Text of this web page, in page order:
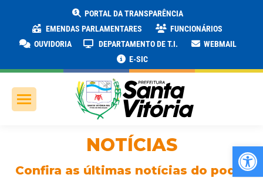
PORTAL DA TRANSPARÊNCIA
EMENDAS PARLAMENTARES
FUNCIONÁRIOS
OUVIDORIA
DEPARTAMENTO DE T.I.
WEBMAIL
E-SIC
NOTÍCIAS
Confira as últimas notícias do poder